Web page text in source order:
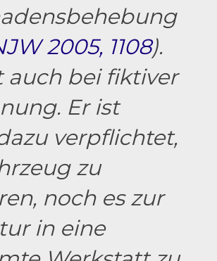
2005, 1108).
auch bei fiktiver
Er ist
verpflichtet,
zu
noch es zur
in eine